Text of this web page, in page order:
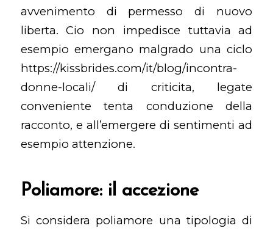
avvenimento di permesso di nuovo
liberta. Cio non impedisce tuttavia ad
esempio emergano malgrado una ciclo
https://kissbrides.com/it/blog/incontra-
donne-locali/di criticita, legate
conveniente tenta conduzione della
racconto, e all’emergere di sentimenti ad
esempio attenzione.
Poliamore: il accezione
Si considera poliamore una tipologia di